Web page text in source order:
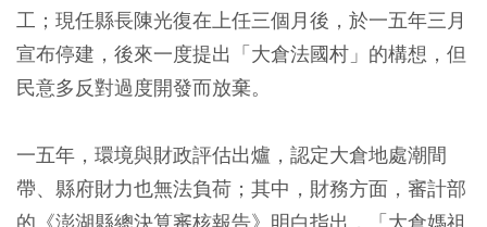
工；現任縣長陳光復在上任三個月後，於一五年三月
宣布停建，後來一度提出「大倉法國村」的構想，但
民意多反對過度開發而放棄。
一五年，環境與財政評估出爐，認定大倉地處潮間
帶、縣府財力也無法負荷；其中，財務方面，審計部